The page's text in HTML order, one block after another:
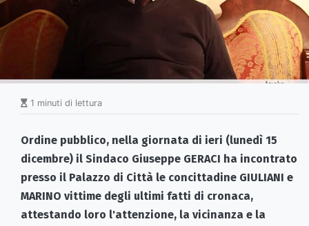
1 minuti di lettura
Ordine pubblico, nella giornata di ieri (lunedì 15
dicembre) il Sindaco Giuseppe GERACI ha incontrato
presso il Palazzo di Città le concittadine GIULIANI e
MARINO vittime degli ultimi fatti di cronaca,
attestando loro l'attenzione, la vicinanza e la